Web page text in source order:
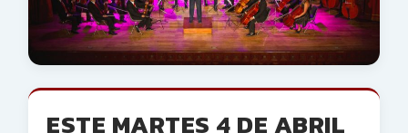
ESTE MARTES 4 DE ABRIL